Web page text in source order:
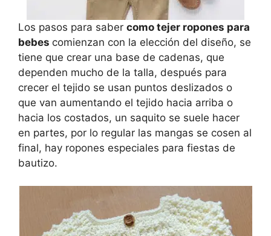
Los pasos para saber como tejer ropones para
bebes comienzan con la elección del diseño, se
tiene que crear una base de cadenas, que
dependen mucho de la talla, después para
crecer el tejido se usan puntos deslizados o
que van aumentando el tejido hacia arriba o
hacia los costados, un saquito se suele hacer
en partes, por lo regular las mangas se cosen al
final, hay ropones especiales para fiestas de
bautizo.